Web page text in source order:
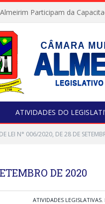
ATIVIDADES DO
LEI N° 006/2020, DE 28 DE
DE 2020
ATIVIDADES LEGISLATIVAS,